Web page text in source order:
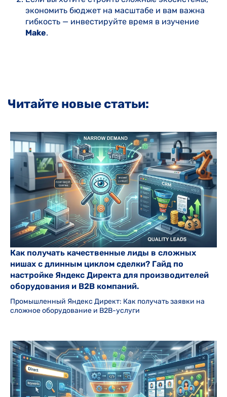
экономить бюджет на масштабе и вам важна
гибкость — инвестируйте время в изучение
Make.
Читайте новые статьи:
Как получать качественные лиды в сложных
нишах с длинным циклом сделки? Гайд по
настройке Яндекс Директа для производителей
оборудования и B2B компаний.
Промышленный Яндекс Директ: Как получать заявки на
сложное оборудование и B2B-услуги